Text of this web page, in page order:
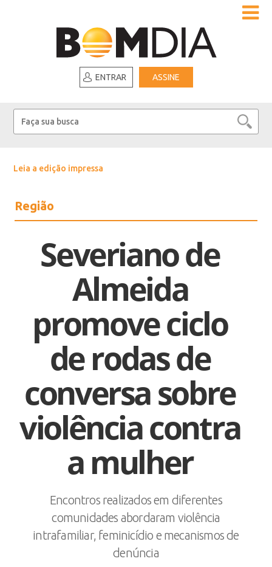
ENTRAR ASSINE
Leia a edição impressa
Região
Severiano de
Almeida
promove ciclo
de rodas de
conversa sobre
violência contra
a mulher
Encontros realizados em diferentes
comunidades abordaram violência
intrafamiliar, feminicídio e mecanismos de
denúncia